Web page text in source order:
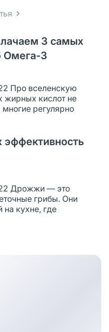
3 самых
Омега-3
Про вселенскую
жирных кислот не
регулярно
Дрожжи — это
грибы. Они
на кухне, где